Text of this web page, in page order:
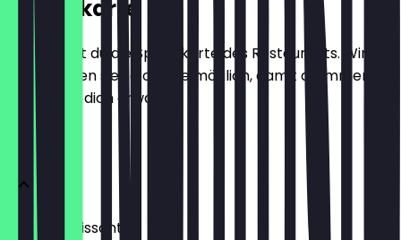
Speisekarte
Hier findest du die Speisekarte des Restaurants. Wir
aktualisieren sie so oft wie möglich, damit du immer
weißt, was dich erwartet.
Croissant
Laugencroissant